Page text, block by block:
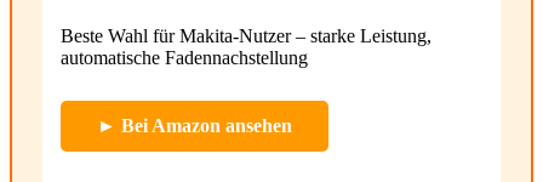
Beste Wahl für Makita-Nutzer – starke Leistung,
automatische Fadennachstellung
► Bei Amazon ansehen